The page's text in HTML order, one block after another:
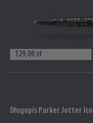
129,00 zł
Długopis Parker Jotter